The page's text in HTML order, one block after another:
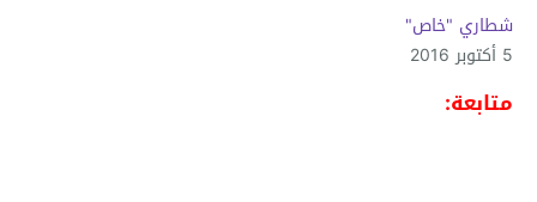
شطاري "خاص"
5 أكتوبر 2016
متابعة: